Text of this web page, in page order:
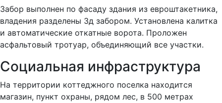
Забор выполнен по фасаду здания из евроштакетника,
владения разделены 3д забором. Установлена калитка
и автоматические откатные ворота. Проложен
асфальтовый тротуар, объединяющий все участки.
Социальная инфраструктура
На территории коттеджного поселка находится
магазин, пункт охраны, рядом лес, в 500 метрах